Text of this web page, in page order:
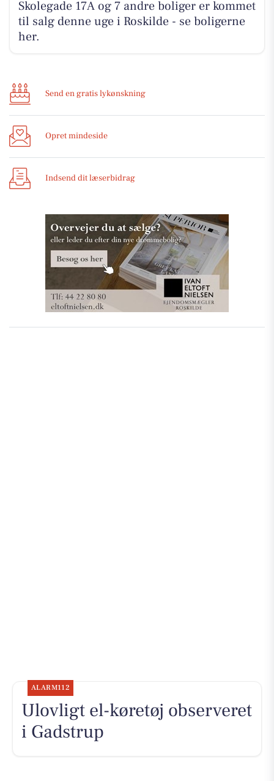
Skolegade 17A og 7 andre boliger er kommet
til salg denne uge i Roskilde - se boligerne
her.
Send en gratis lykønskning
Opret mindeside
Indsend dit læserbidrag
ALARM112
Ulovligt el-køretøj observeret
i Gadstrup